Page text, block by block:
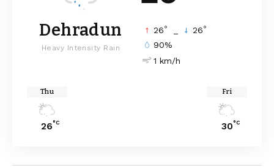
Dehradun
Heavy Intensity Rain
26° 26°
90%
1 km/h
Thu
26°C
Fri
30°C